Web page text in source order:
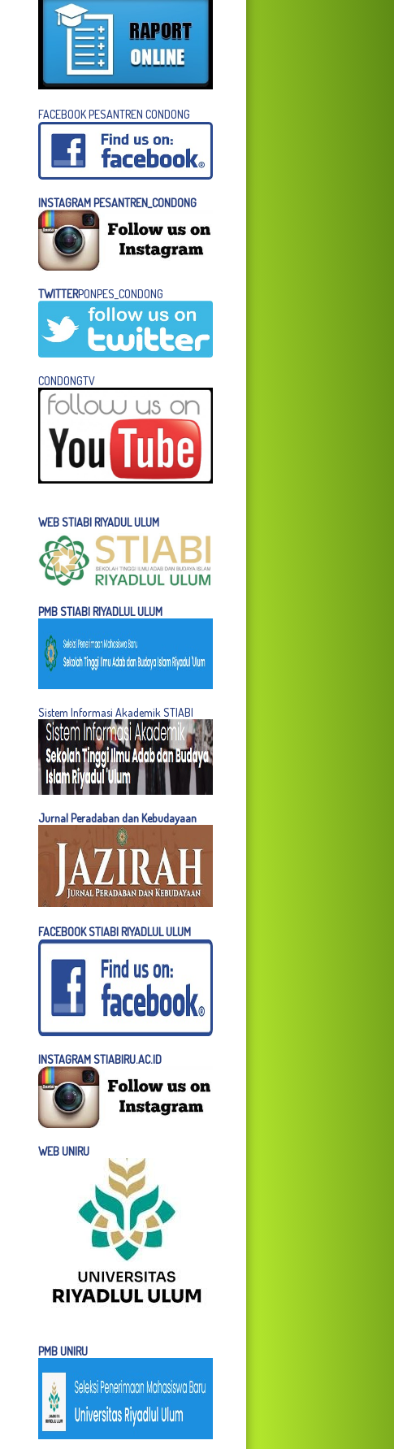
FACEBOOK PESANTREN CONDONG
INSTAGRAM PESANTREN_CONDONG
TWITTERPONPES_CONDONG
CONDONGTV
WEB STIABI RIYADUL ULUM
PMB STIABI RIYADLUL ULUM
Sistem Informasi Akademik STIABI
Jurnal Peradaban dan Kebudayaan
FACEBOOK STIABI RIYADLUL ULUM
INSTAGRAM STIABIRU.AC.ID
WEB UNIRU
PMB UNIRU